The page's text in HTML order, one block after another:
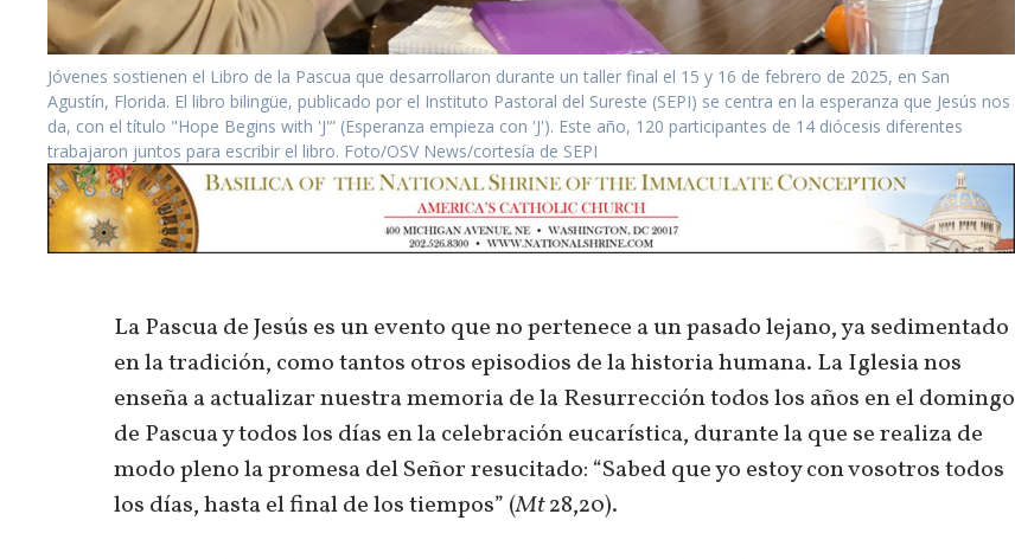
Jóvenes sostienen el Libro de la Pascua que desarrollaron durante un taller final el 15 y 16 de febrero de 2025, en San
Agustín, Florida. El libro bilingüe, publicado por el Instituto Pastoral del Sureste (SEPI) se centra en la esperanza que Jesús nos
da, con el título "Hope Begins with 'J'” (Esperanza empieza con 'J'). Este año, 120 participantes de 14 diócesis diferentes
trabajaron juntos para escribir el libro. Foto/OSV News/cortesía de SEPI
La Pascua de Jesús es un evento que no pertenece a un pasado lejano, ya sedimentado
en la tradición, como tantos otros episodios de la historia humana. La Iglesia nos
enseña a actualizar nuestra memoria de la Resurrección todos los años en el domingo
de Pascua y todos los días en la celebración eucarística, durante la que se realiza de
modo pleno la promesa del Señor resucitado: “Sabed que yo estoy con vosotros todos
los días, hasta el final de los tiempos” (Mt28,20).